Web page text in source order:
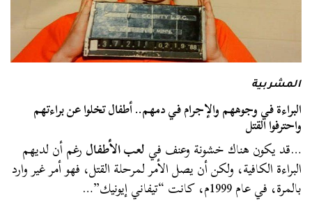
المشربية
البراءة في وجوههم والإجرام في دمهم.. أطفال تخلوا عن براءتهم
واحترفوا القتل
…قد يكون هناك خشونة وعنف فيلعب الأطفالرغم أن لديهم
البراءة الكافية، ولكن أن يصل الأمر لمرحلة القتل، فهو أمر غير وارد
بالمرة، في عام 1999م، كانت “تيفاني إيونيك”…